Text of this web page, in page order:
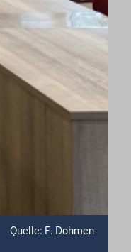
Quelle: F. Dohmen